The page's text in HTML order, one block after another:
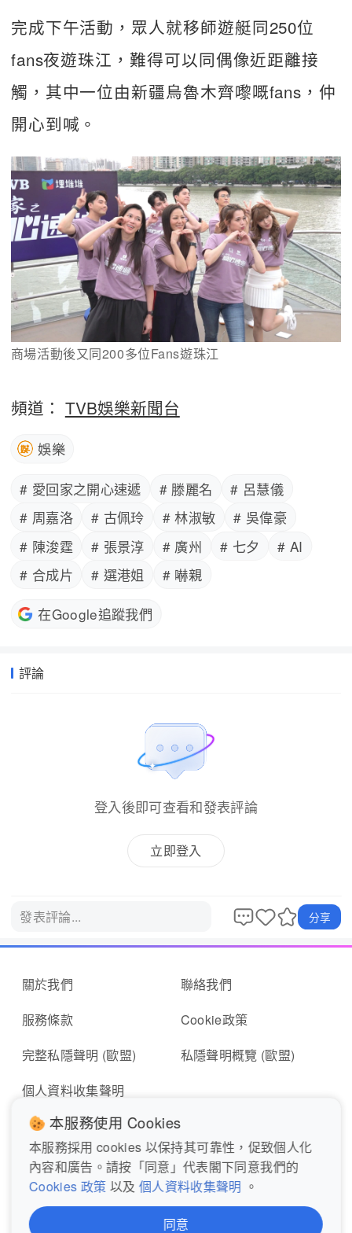
完成下午活動，眾人就移師遊艇同250位
fans夜遊珠江，難得可以同偶像近距離接
觸，其中一位由新疆烏魯木齊嚟嘅fans，仲
開心到喊。
商場活動後又同200多位Fans遊珠江
頻道： TVB娛樂新聞台
娛樂
# 愛回家之開心速遞 # 滕麗名
# 呂慧儀
# 周嘉洛
# 古佩玲 # 林淑敏
# 吳偉豪
# 陳浚霆
# 張景淳 # 廣州 # 七夕
# AI
# 合成片
# 選港姐 # 嚇親
在Google追蹤我們
評論
登入後即可查看和發表評論
立即登入
發表評論... 分享
關於我們
服務條款
完整私隱聲明 (歐盟)
個人資料收集聲明
聯絡我們
Cookie政策
私隱聲明概覽 (歐盟)
即時報料 報東張表格
關注我們
本服務使用 Cookies
本服務採用 cookies 以保持其可靠性，促致個人化
內容和廣告。請按「同意」代表閣下同意我們的
Cookies 政策 以及 個人資料收集聲明 。
同意